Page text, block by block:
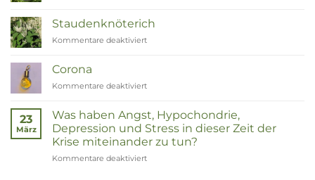
Staudenknöterich
Kommentare deaktiviert
Corona
Kommentare deaktiviert
23
März
Was haben Angst, Hypochondrie,
Depression und Stress in dieser Zeit der
Krise miteinander zu tun?
Kommentare deaktiviert